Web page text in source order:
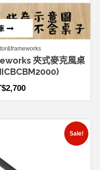
夾式麥克風桌
2,700
Sale!